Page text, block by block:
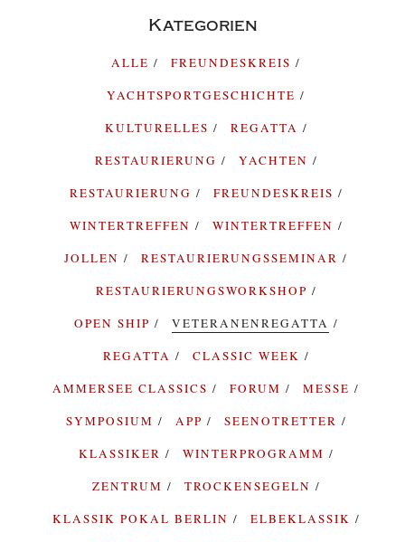
Kategorien
ALLE
FREUNDESKREIS
YACHTSPORTGESCHICHTE
KULTURELLES
REGATTA
RESTAURIERUNG
YACHTEN
RESTAURIERUNG
FREUNDESKREIS
WINTERTREFFEN
WINTERTREFFEN
JOLLEN
RESTAURIERUNGSSEMINAR
RESTAURIERUNGSWORKSHOP
OPEN SHIP
VETERANENREGATTA
REGATTA
CLASSIC WEEK
AMMERSEE CLASSICS
FORUM
MESSE
SYMPOSIUM
APP
SEENOTRETTER
KLASSIKER
WINTERPROGRAMM
ZENTRUM
TROCKENSEGELN
KLASSIK POKAL BERLIN
ELBEKLASSIK